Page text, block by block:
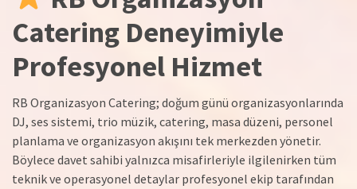
Catering Deneyimiyle
Profesyonel Hizmet
RB Organizasyon Catering; doğum günü organizasyonlarında
DJ, ses sistemi, trio müzik, catering, masa düzeni, personel
planlama ve organizasyon akışını tek merkezden yönetir.
Böylece davet sahibi yalnızca misafirleriyle ilgilenirken tüm
teknik ve operasyonel detaylar profesyonel ekip tarafından